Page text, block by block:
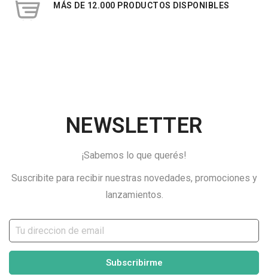
MÁS DE 12.000 PRODUCTOS DISPONIBLES
NEWSLETTER
¡Sabemos lo que querés!
Suscribite para recibir nuestras novedades, promociones y
lanzamientos.
Subscribirme